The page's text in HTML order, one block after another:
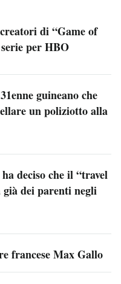
di “Game of
per HBO
guineano che
un poliziotto alla
deciso che il “travel
dei parenti negli
francese Max Gallo